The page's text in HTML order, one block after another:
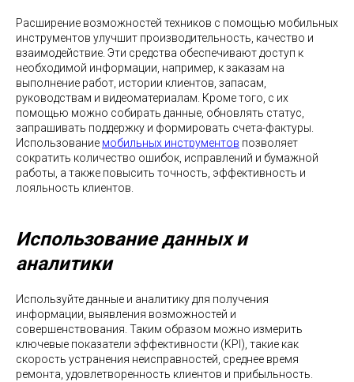
Расширение возможностей техников с помощью мобильных
инструментов улучшит производительность, качество и
взаимодействие. Эти средства обеспечивают доступ к
необходимой информации, например, к заказам на
выполнение работ, истории клиентов, запасам,
руководствам и видеоматериалам. Кроме того, с их
помощью можно собирать данные, обновлять статус,
запрашивать поддержку и формировать счета-фактуры.
Использование мобильных инструментов позволяет
сократить количество ошибок, исправлений и бумажной
работы, а также повысить точность, эффективность и
лояльность клиентов.
Использование данных и
аналитики
Используйте данные и аналитику для получения
информации, выявления возможностей и
совершенствования. Таким образом можно измерить
ключевые показатели эффективности (KPI), такие как
скорость устранения неисправностей, среднее время
ремонта, удовлетворенность клиентов и прибыльность.